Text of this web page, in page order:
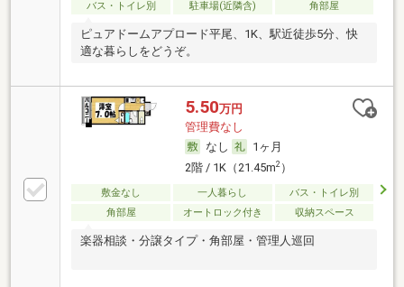
バス・トイレ別 駐車場(近隣含) 角部屋
ピュアドームアプロード平尾、1K、駅近徒歩5分、快
適な暮らしをどうぞ。
5.50万円
管理費なし
なし
1ヶ月
2階 / 1K（21.45m2）
敷金なし 一人暮らし
バス・トイレ別
角部屋
オートロック付き 収納スペース
楽器相談・分譲タイプ・角部屋・管理人巡回